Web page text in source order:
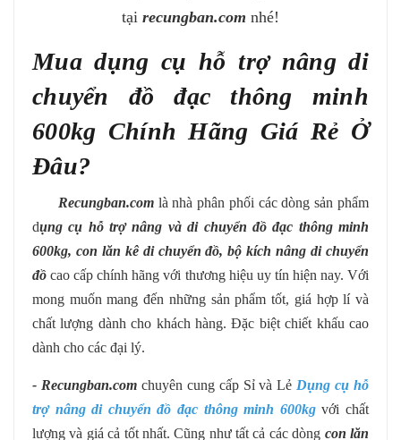
tại recungban.com nhé!
Mua dụng cụ hỗ trợ nâng di
chuyển đồ đạc thông minh
600kg Chính Hãng Giá Rẻ Ở
Đâu?
Recungban.comlà nhà phân phối các dòng sản phẩm
dụng cụ hỗ trợ nâng và di chuyển đồ đạc thông minh
600kg, con lăn kê di chuyển đồ, bộ kích nâng di chuyển
đồ cao cấp chính hãng với thương hiệu uy tín hiện nay. Với
mong muốn mang đến những sản phẩm tốt, giá hợp lí và
chất lượng dành cho khách hàng. Đặc biệt chiết khấu cao
dành cho các đại lý.
- Recungban.comchuyên cung cấp Sỉ và Lẻ Dụng cụ hỗ
trợ nâng di chuyển đồ đạc thông minh 600kg với chất
lượng và giá cả tốt nhất. Cũng như tất cả các dòng con lăn